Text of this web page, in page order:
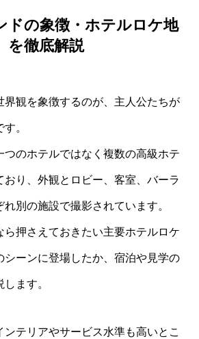
ドの象徴・ホテルロケ地
を徹底解説
界観を象徴するのが、主人公たちが
。
つのホテルではなく複数の高級ホテ
おり、外観とロビー、客室、バーラ
別の施設で撮影されています。
ら押さえておきたい主要ホテルロケ
シーンに登場したか、宿泊や見学の
ます。
ンテリアやサービス水準も高いとこ